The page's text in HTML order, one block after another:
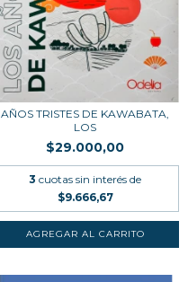
AÑOS TRISTES DE KAWABATA,
LOS
$29.000,00
3 cuotas sin interés de
$9.666,67